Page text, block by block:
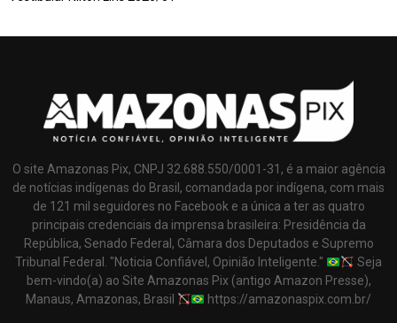
O site Amazonas Pix, CNPJ 32.688.550/0001-31, é a maior agência
de notícias indígenas do Brasil, comandada por indígena, com mais
de 121 mil seguidores no Facebook e a única a ter as quatro
principais credenciais da imprensa brasileira: Presidência da
República, Senado Federal, Câmara dos Deputados e Supremo
Tribunal Federal. "Noticia Confiável, Opinião Inteligente."
Seja
bem-vindo(a) ao Site Amazonas Pix (antigo Amazon Presse),
Manaus, Amazonas, Brasil
https://amazonaspix.com.br/